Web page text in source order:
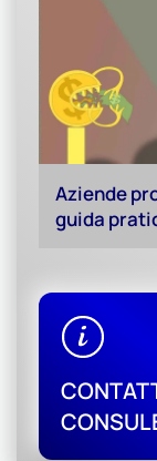
Aziende
guida